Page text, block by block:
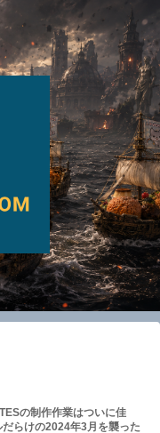
の制作作業はついに佳
らけの2024年3月を襲った